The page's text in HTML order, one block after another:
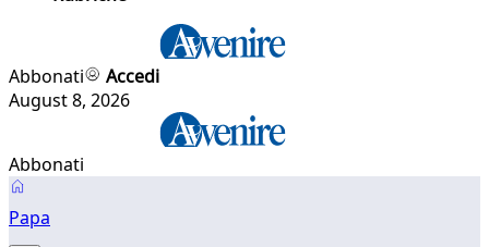
Abbonati
Accedi
August 8, 2026
Abbonati
Papa